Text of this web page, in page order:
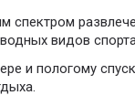
спектром
видов
и пологому